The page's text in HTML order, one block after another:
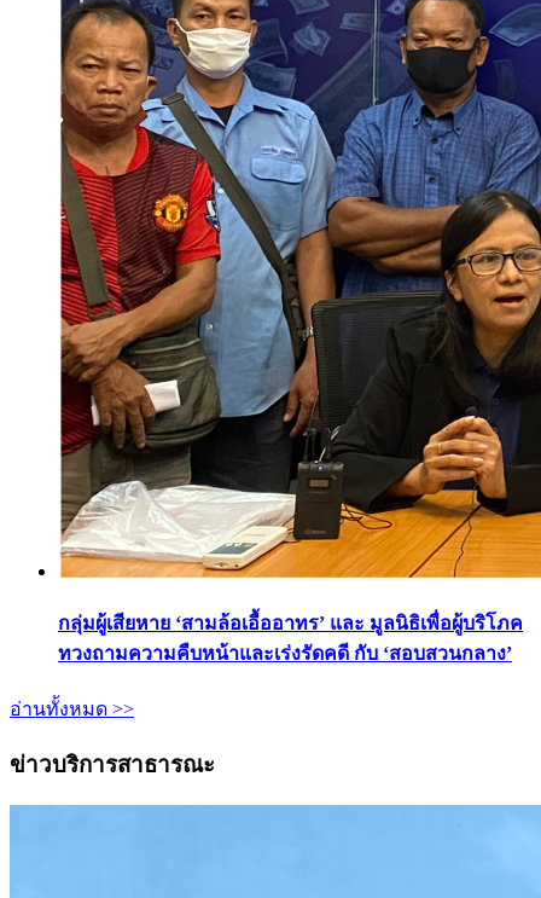
กลุ่มผู้เสียหาย ‘สามล้อเอื้ออาทร’ และ มูลนิธิเพื่อผู้บริโภค
ทวงถามความคืบหน้าและเร่งรัดคดี กับ ‘สอบสวนกลาง’
อ่านทั้งหมด >>
ข่าวบริการสาธารณะ